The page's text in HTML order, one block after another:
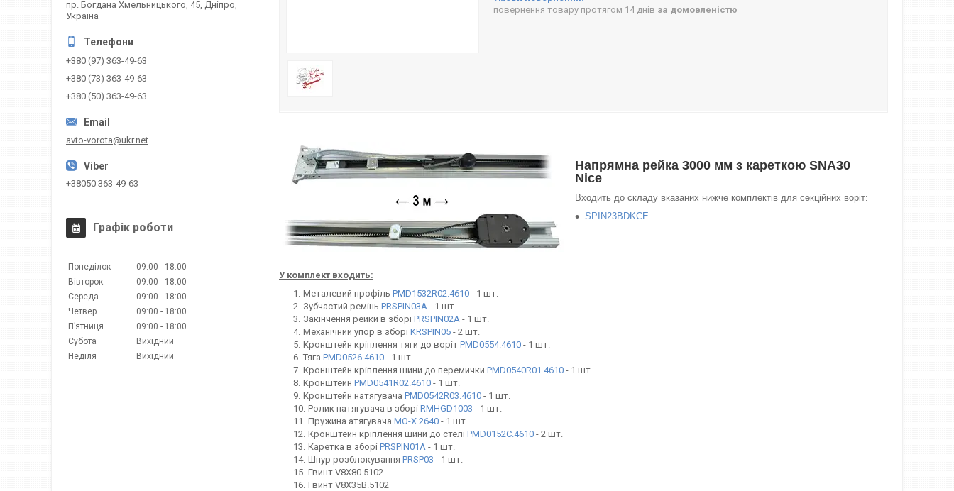
повернення товару протягом 14 днів за домовленістю
Напрямна рейка 3000 мм з кареткою SNA30
Nice
Входить до складу вказаних нижче комплектів для секційних воріт:
SPIN23BDKCE
У комплект входить:
Металевий профіль PMD1532R02.4610 - 1 шт.
Зубчастий ремінь PRSPIN03A - 1 шт.
Закінчення рейки в зборі PRSPIN02A - 1 шт.
Механічний упор в зборі KRSPIN05 - 2 шт.
Кронштейн кріплення тяги до воріт PMD0554.4610 - 1 шт.
Тяга PMD0526.4610 - 1 шт.
Кронштейн кріплення шини до перемички PMD0540R01.4610 - 1 шт.
Кронштейн PMD0541R02.4610 - 1 шт.
Кронштейн натягувача PMD0542R03.4610 - 1 шт.
Ролик натягувача в зборі RMHGD1003 - 1 шт.
Пружина атягувача MO-X.2640 - 1 шт.
Кронштейн кріплення шини до стелі PMD0152C.4610 - 2 шт.
Каретка в зборі PRSPIN01A - 1 шт.
Шнур розблокування PRSP03 - 1 шт.
Гвинт V8X80.5102
Гвинт V8X35B.5102
пр. Богдана Хмельницького, 45, Дніпро,
Україна
+380 (97) 363-49-63
+380 (73) 363-49-63
+380 (50) 363-49-63
avto-vorota@ukr.net
+38050 363-49-63
Графік роботи
Понеділок 09:00
18:00
Вівторок
09:00
18:00
Середа
09:00
18:00
Четвер
09:00
18:00
Пʼятниця
09:00
18:00
Субота
Вихідний
Неділя
Вихідний